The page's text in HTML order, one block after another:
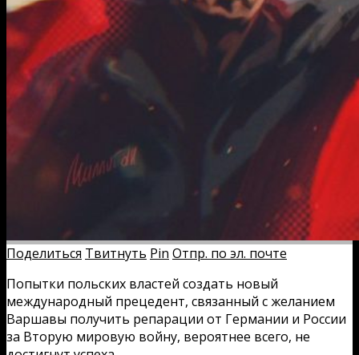
Поделиться Твитнуть Pin Отпр. по эл. почте
Попытки польских властей создать новый
международный прецедент, связанный с желанием
Варшавы получить репарации от Германии и России
за Вторую мировую войну, вероятнее всего, не